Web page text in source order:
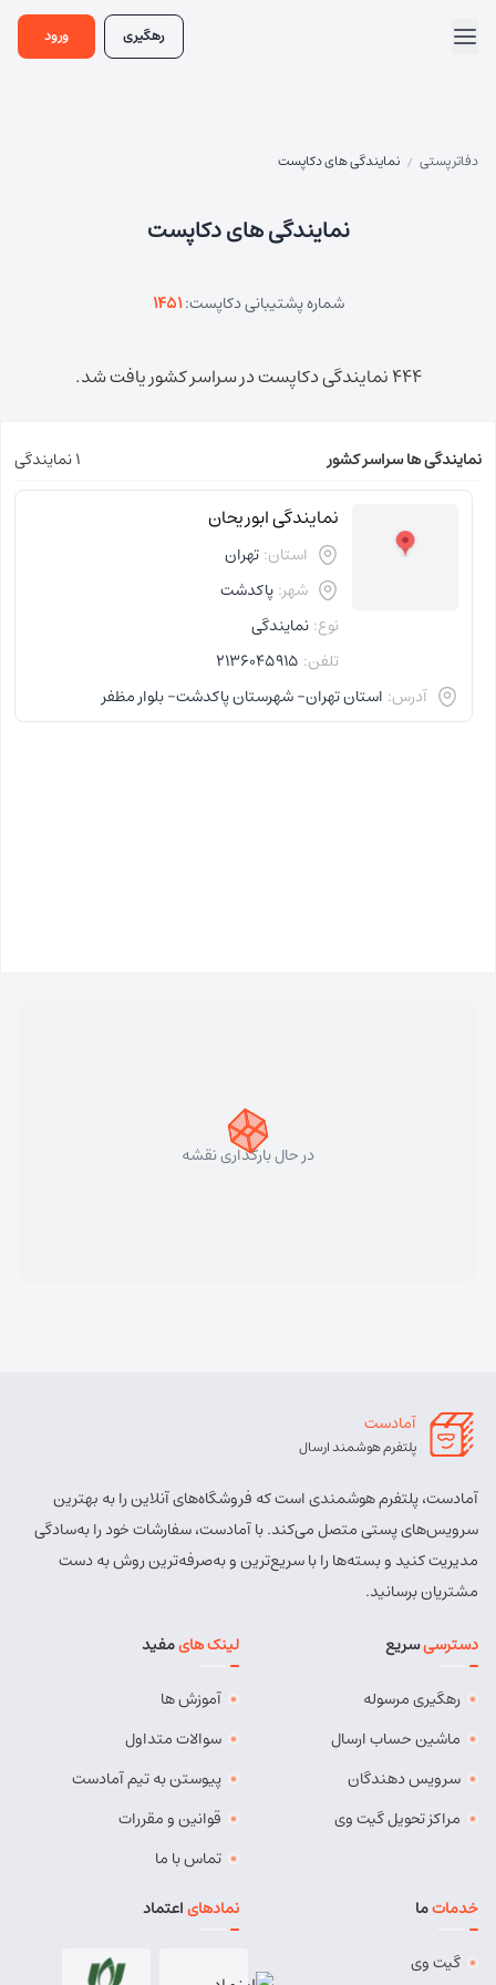
رهگیری ورود
دفاتر پستی / نمایندگی های دکاپست
نمایندگی های دکاپست
شماره پشتیبانی دکاپست:1451
444 نمایندگی دکاپست در سراسر کشور یافت شد.
نمایندگی ها سراسر کشور 1 نمایندگی
نمایندگی ابوریحان
استان: تهران
شهر: پاکدشت
نوع: نمایندگی
تلفن: 2136045915
آدرس: استان تهران- شهرستان پاکدشت- بلوار مظفر
در حال بارگذاری نقشه
آمادست
پلتفرم هوشمند ارسال
آمادست، پلتفرم هوشمندی است که فروشگاه‌های آنلاین را به بهترین
سرویس‌های پستی متصل می‌کند. با آمادست، سفارشات خود را به‌سادگی
مدیریت کنید و بسته‌ها را با سریع‌ترین و به‌صرفه‌ترین روش به دست
مشتریان برسانید.
دسترسیسریع
رهگیری مرسوله
ماشین حساب ارسال
سرویس دهندگان
مراکز تحویل گیت وی
لینک هایمفید
آموزش ها
سوالات متداول
پیوستن به تیم آمادست
قوانین و مقررات
تماس با ما
خدماتما
گیت وی
نمادهایاعتماد